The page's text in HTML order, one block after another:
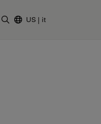
US | it